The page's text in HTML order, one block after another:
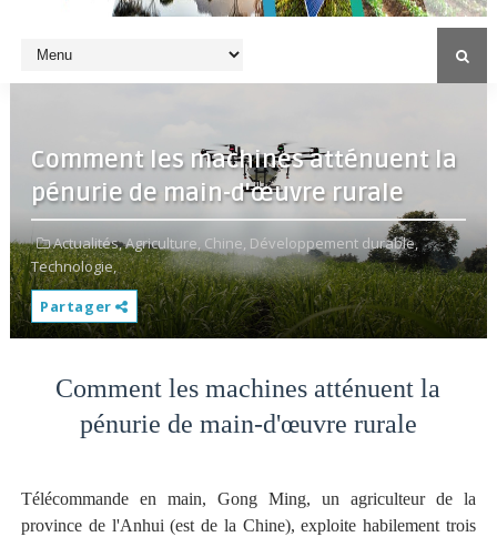
Comment les machines atténuent la
pénurie de main-d'œuvre rurale
Actualités,Agriculture, Chine, Développement durable,
Technologie,
Partager
Comment les machines atténuent la
pénurie de main-d'œuvre rurale
Télécommande en main, Gong Ming, un agriculteur de la
province de l'Anhui (est de la Chine), exploite habilement trois